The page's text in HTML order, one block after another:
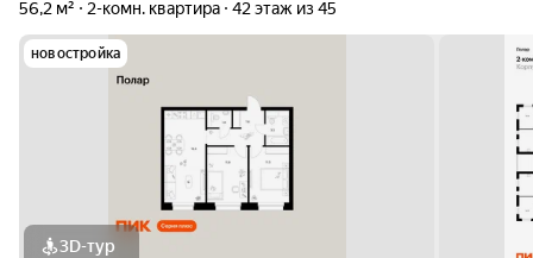
56,2 м²
2-комн. квартира 42 этаж из 45
новостройка
3D-тур